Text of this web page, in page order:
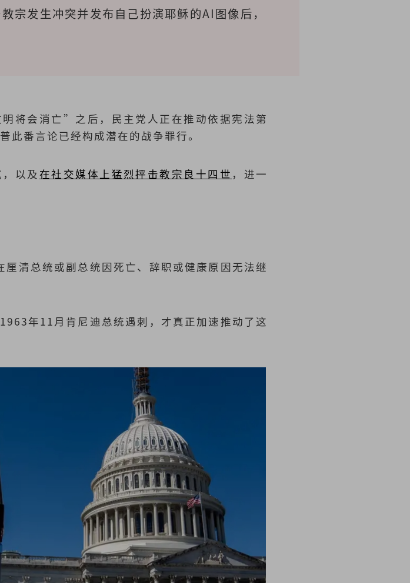
发生冲突并发布自己扮演耶稣的AI图像后，
将会消亡”之后，民主党人正在推动依据宪法第
此番言论已经构成潜在的战争罪行。
以及 在社交媒体上猛烈抨击教宗良十四世 ，进一
清总统或副总统因死亡、辞职或健康原因无法继
年11月肯尼迪总统遇刺，才真正加速推动了这